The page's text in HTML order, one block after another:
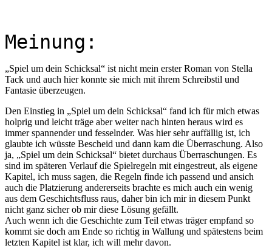
Meinung:
„Spiel um dein Schicksal“ ist nicht mein erster Roman von Stella
Tack und auch hier konnte sie mich mit ihrem Schreibstil und
Fantasie überzeugen.
Den Einstieg in „Spiel um dein Schicksal“ fand ich für mich etwas
holprig und leicht träge aber weiter nach hinten heraus wird es
immer spannender und fesselnder. Was hier sehr auffällig ist, ich
glaubte ich wüsste Bescheid und dann kam die Überraschung. Also
ja, „Spiel um dein Schicksal“ bietet durchaus Überraschungen. Es
sind im späteren Verlauf die Spielregeln mit eingestreut, als eigene
Kapitel, ich muss sagen, die Regeln finde ich passend und ansich
auch die Platzierung andererseits brachte es mich auch ein wenig
aus dem Geschichtsfluss raus, daher bin ich mir in diesem Punkt
nicht ganz sicher ob mir diese Lösung gefällt.
Auch wenn ich die Geschichte zum Teil etwas träger empfand so
kommt sie doch am Ende so richtig in Wallung und spätestens beim
letzten Kapitel ist klar, ich will mehr davon.